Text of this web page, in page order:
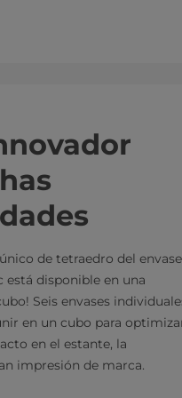
de tetraedro del envase
está disponible en una
Seis envases
en un cubo para
en el estante, la
impresión de marca.